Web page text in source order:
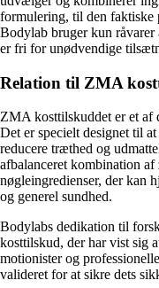
formulering, til den faktiske
Bodylab bruger kun råvarer
er fri for unødvendige
Relation til ZMA
ZMA kosttilskuddet er et af
Det er specielt designet til
reducere træthed og
afbalanceret kombination
nøgleingredienser, der kan
og generel sundhed.
Bodylabs dedikation til
kosttilskud, der har vist sig
motionister og
valideret for at sikre dets